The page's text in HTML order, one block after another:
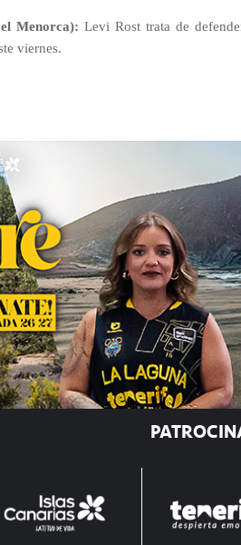
Menorca): Levi Rost trata de
viernes.